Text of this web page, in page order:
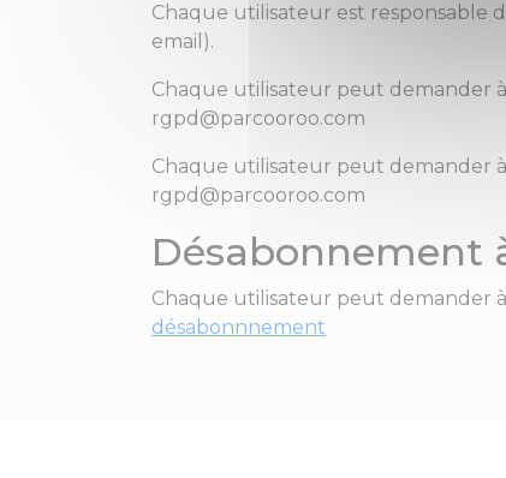
Chaque utilisateur est responsable
email).
Chaque utilisateur peut demander
rgpd@parcooroo.com
Chaque utilisateur peut demander
rgpd@parcooroo.com
Désabonnement
Chaque utilisateur peut demander
désabonnnement